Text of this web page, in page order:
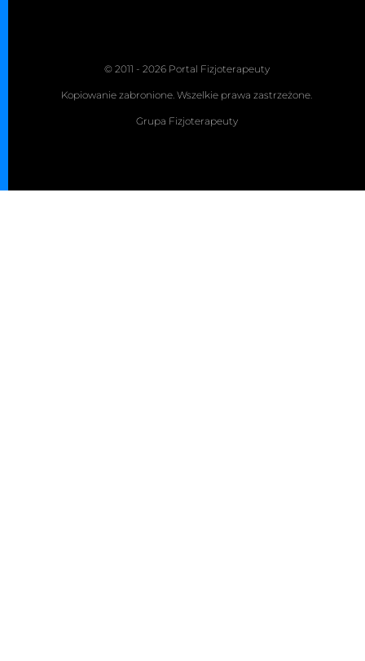
© 2011 - 2026 Portal Fizjoterapeuty
Kopiowanie zabronione. Wszelkie prawa zastrzeżone.
Grupa Fizjoterapeuty